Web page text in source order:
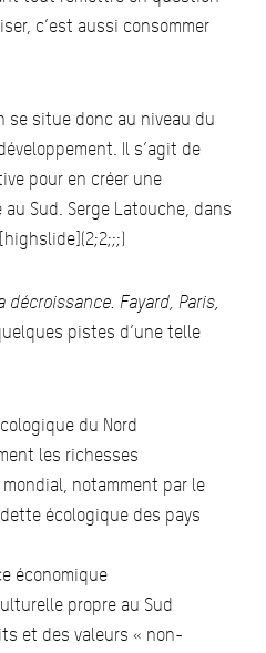
c’est aussi consommer
se situe donc au niveau du
Il s’agit de
pour en créer une
Sud. Serge Latouche, dans
[highslide](2;2;;;)
décroissance. Fayard, Paris,
pistes d’une telle
du Nord
les richesses
notamment par le
écologique des pays
économique
propre au Sud
et des valeurs « non-